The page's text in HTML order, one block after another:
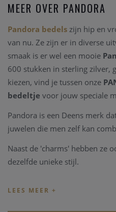
MEER OVER PANDORA
Pandora bedels zijn hip en
van nu. Ze zijn er in diverse
smaak is er wel een mooie
600 stukken in sterling zilver,
kiezen, vind je tussen onze
bedeltje voor jouw speciale
Pandora is een Deens merk
juwelen die men zelf kan
Naast de 'charms' hebben ze
dezelfde unieke stijl.
collectie zonder rekening te